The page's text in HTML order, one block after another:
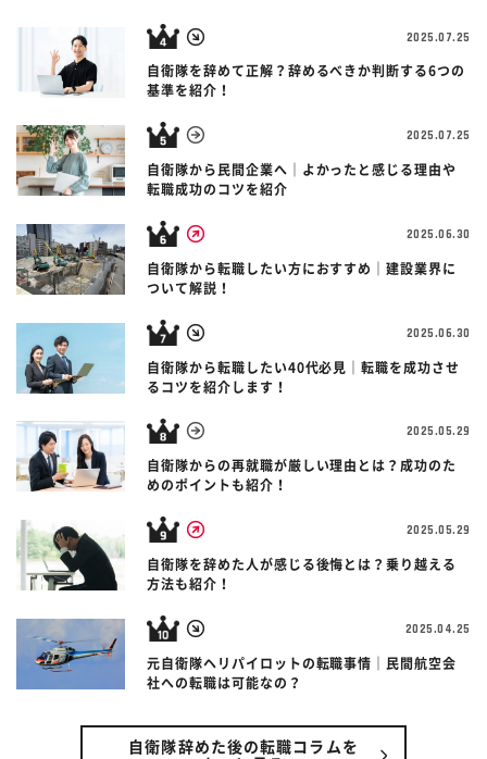
2025.07.25
自衛隊を辞めて正解？辞めるべきか判断する6つの
基準を紹介！
2025.07.25
自衛隊から民間企業へ｜よかったと感じる理由や
転職成功のコツを紹介
2025.06.30
自衛隊から転職したい方におすすめ｜建設業界に
ついて解説！
2025.06.30
自衛隊から転職したい40代必見｜転職を成功させ
るコツを紹介します！
2025.05.29
自衛隊からの再就職が厳しい理由とは？成功のた
めのポイントも紹介！
2025.05.29
自衛隊を辞めた人が感じる後悔とは？乗り越える
方法も紹介！
2025.04.25
元自衛隊ヘリパイロットの転職事情｜民間航空会
社への転職は可能なの？
自衛隊辞めた後の転職コラムを